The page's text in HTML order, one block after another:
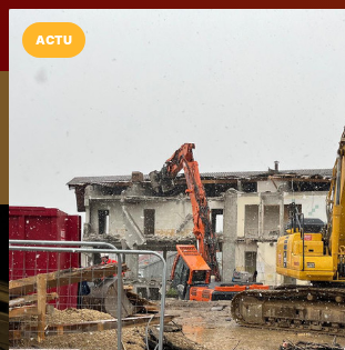
LaCarte
Téléchargez gratuitement l'app
Télécharger Plus tard
ACTU